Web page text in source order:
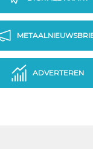
ADVERTEREN